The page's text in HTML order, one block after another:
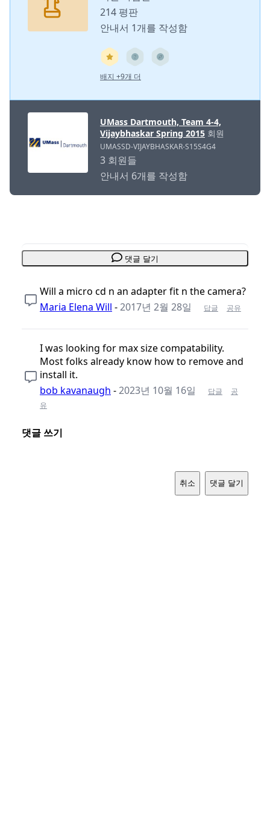
214 평판
안내서 1개를 작성함
배지 +9개 더
UMass Dartmouth, Team 4-4,
Vijaybhaskar Spring 2015 회원
UMASSD-VIJAYBHASKAR-S15S4G4
3 회원들
안내서 6개를 작성함
댓글 달기
Will a micro cd n an adapter fit n the camera?
Maria Elena Will -2017년 2월 28일 답글 공유
I was looking for max size compatability.
Most folks already know how to remove and
install it.
bob kavanaugh -2023년 10월 16일 답글
공
유
댓글 쓰기
취소 댓글 달기